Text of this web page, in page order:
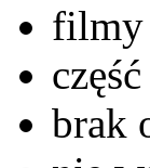
filmy
brak